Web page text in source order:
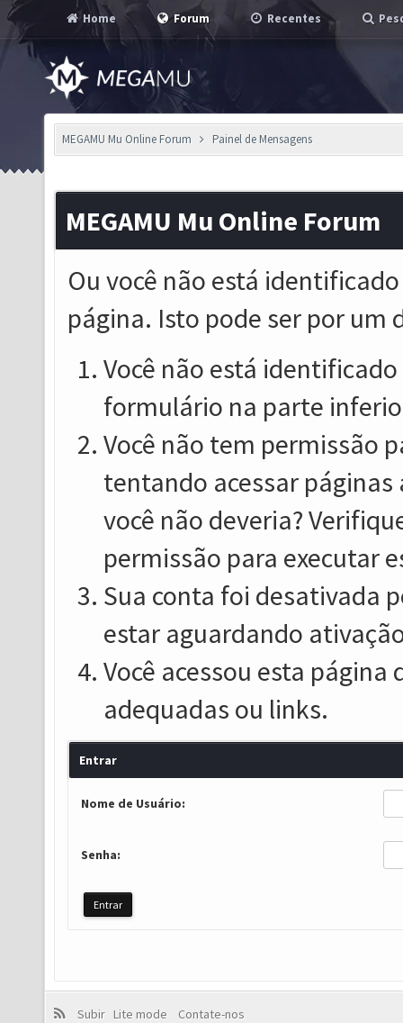
Home Forum Recentes
MEGAMU Mu Online Forum Painel de Mensagens
MEGAMU Mu Online Forum
Ou você não está
página. Isto pode ser por um
Você não está
formulário na parte
Você não tem permissão
tentando acessar
você não deveria?
permissão para executar
Sua conta foi desativada
estar aguardando
Você acessou esta
adequadas ou links.
Entrar
Nome de Usuário:
Senha:
Subir Lite mode
Contate-nos